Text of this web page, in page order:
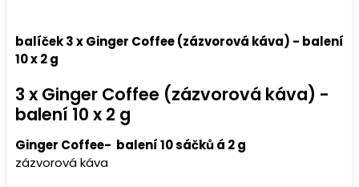
balíček 3 x Ginger Coffee (zázvorová káva) - balení
10 x 2 g
3 x Ginger Coffee (zázvorová káva) -
balení 10 x 2 g
Ginger Coffee- balení 10 sáčků á 2 g
zázvorová káva